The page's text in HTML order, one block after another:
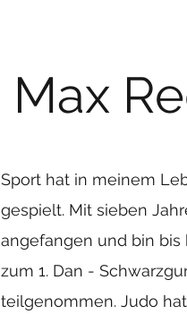
Max
Sport hat in meinem
gespielt. Mit sieben
angefangen und bin
zum 1. Dan -
teilgenommen. Judo